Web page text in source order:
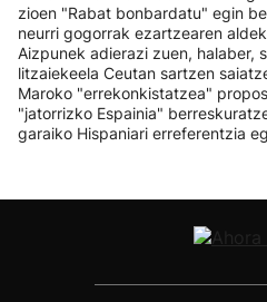
zioen "Rabat bonbardatu" egin
neurri gogorrak ezartzearen
Aizpunek adierazi zuen, halaber,
litzaiekeela Ceutan sartzen
Maroko "errekonkistatzea"
"jatorrizko Espainia"
garaiko Hispaniari erreferentzia